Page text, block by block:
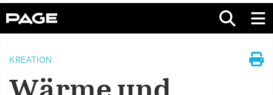
KREATION